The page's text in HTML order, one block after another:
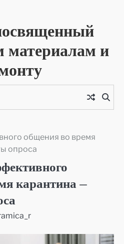
материалам и
общения во время
опроса
карантина —